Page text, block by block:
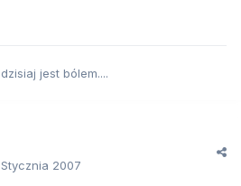
jest bólem....
2007